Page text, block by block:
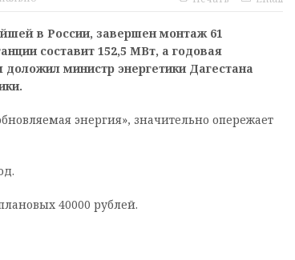
в России, завершен монтаж 61
составит 152,5 МВт, а годовая
доложил министр энергетики Дагестана
энергия», значительно опережает
40000 рублей.